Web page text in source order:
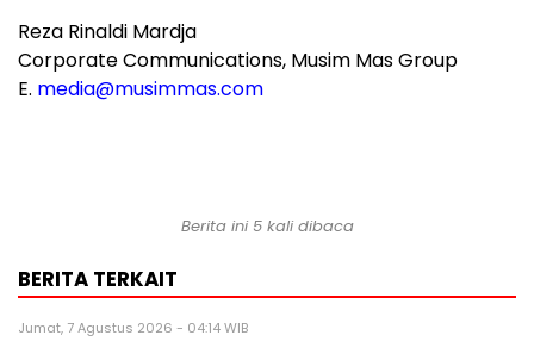
Reza Rinaldi Mardja
Corporate Communications, Musim Mas Group
E. media@musimmas.com
Berita ini 5 kali dibaca
BERITA TERKAIT
Jumat, 7 Agustus 2026 - 04:14 WIB